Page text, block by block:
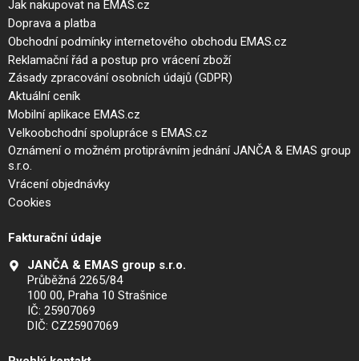
Jak nakupovat na EMAS.cz
Doprava a platba
Obchodní podmínky internetového obchodu EMAS.cz
Reklamační řád a postup pro vrácení zboží
Zásady zpracování osobních údajů (GDPR)
Aktuální ceník
Mobilní aplikace EMAS.cz
Velkoobchodní spolupráce s EMAS.cz
Oznámení o možném protiprávním jednání JANČA & EMAS group
s.r.o.
Vrácení objednávky
Cookies
Fakturační údaje
JANČA & EMAS group s.r.o.
Průběžná 2265/84
100 00, Praha 10 Strašnice
IČ: 25907069
DIČ: CZ25907069